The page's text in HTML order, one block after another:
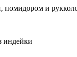
помидором и
индейки